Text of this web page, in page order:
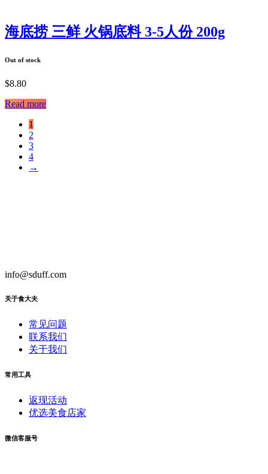
海底捞 三鲜 火锅底料 3-5人份 200g
Out of stock
$8.80
Read more
1
2
3
4
→
info@sduff.com
关于食大夫
常见问题
联系我们
关于我们
常用工具
返现活动
优选美食店家
微信客服号